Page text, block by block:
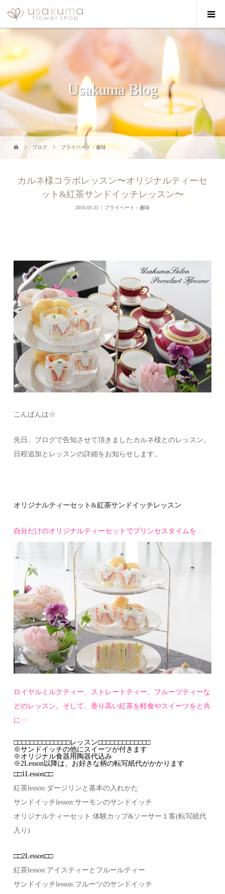
Usakuma Blog
ブログ プライベート・趣味
カルネ様コラボレッスン〜オリジナルティーセ
ット&紅茶サンドイッチレッスン〜
2016.03.31 プライベート・趣味
こんばんは☆
先日、ブログで告知させて頂きましたカルネ様とのレッスン。
日程追加とレッスンの詳細をお知らせします。
オリジナルティーセット&紅茶サンドイッチレッスン
自分だけのオリジナルティーセットでプリンセスタイムを…
ロイヤルミルクティー、ストレートティー、フルーツティーな
どのレッスン。 そして、香り高い紅茶を軽食やスイーツをと共
に‥
□□□□□□□□□□□□□□レッスン□□□□□□□□□□□□□
※サンドイッチの他にスイーツが付きます
※オリジナル食器用陶器代込み
※2Lesson以降は、お好きな柄の転写紙代がかかります
□□1Lesson□□
紅茶lesson:ダージリンと基本の入れかた
サンドイッチlesson:サーモンのサンドイッチ
オリジナルティーセット:体験カップ&ソーサー１客(転写紙代
入り)
□□2Lesson□□
紅茶lesson:アイスティーとフルールティー
サンドイッチlesson:フルーツのサンドイッチ